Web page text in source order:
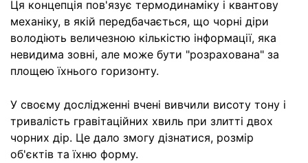
Ця концепція пов'язує термодинаміку і квантову
механіку, в якій передбачається, що чорні діри
володіють величезною кількістю інформації, яка
невидима зовні, але може бути "розрахована" за
площею їхнього горизонту.
У своєму дослідженні вчені вивчили висоту тону і
тривалість гравітаційних хвиль при злитті двох
чорних дір. Це дало змогу дізнатися, розмір
об'єктів та їхню форму.